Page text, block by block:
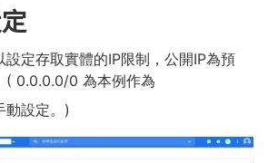
設定存取實體的IP限制，公開IP為預
( 0.0.0.0/0 為本例作為
動設定。)